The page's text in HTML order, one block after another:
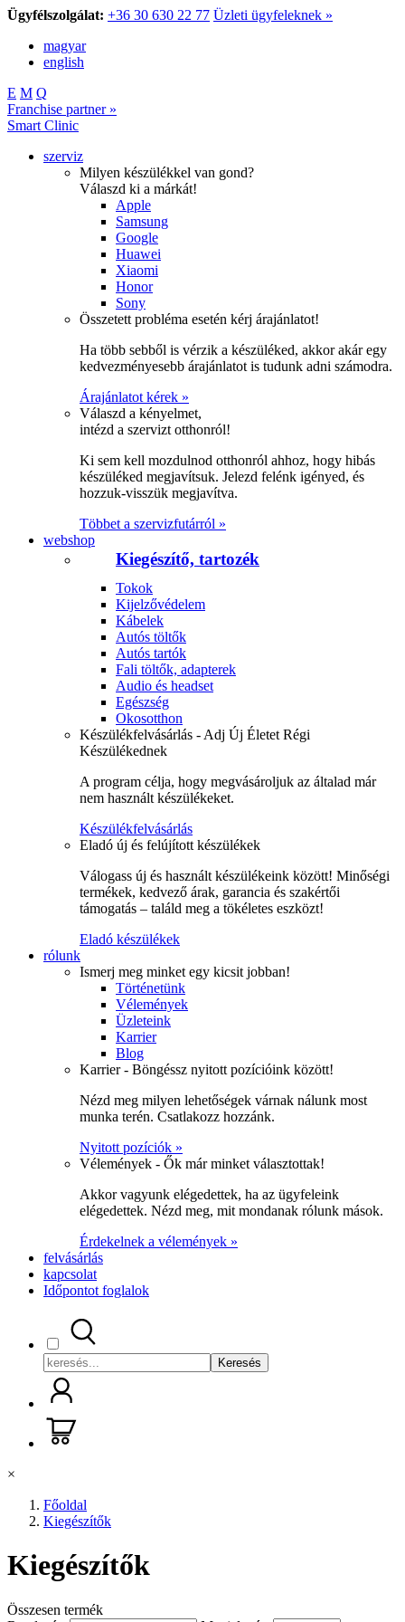
Ügyfélszolgálat: +36 30 630 22 77 Üzleti ügyfeleknek »
magyar
english
E M Q
Franchise partner »
Smart Clinic
szerviz
Milyen készülékkel van gond?
Válaszd ki a márkát!
Apple
Samsung
Google
Huawei
Xiaomi
Honor
Sony
Összetett probléma esetén kérj árajánlatot!
Ha több sebből is vérzik a készüléked, akkor akár egy
kedvezményesebb árajánlatot is tudunk adni számodra.
Árajánlatot kérek »
Válaszd a kényelmet,
intézd a szervizt otthonról!
Ki sem kell mozdulnod otthonról ahhoz, hogy hibás
készüléked megjavítsuk. Jelezd felénk igényed, és
hozzuk-visszük megjavítva.
Többet a szervizfutárról »
webshop
Kiegészítő, tartozék
Tokok
Kijelzővédelem
Kábelek
Autós töltők
Autós tartók
Fali töltők, adapterek
Audio és headset
Egészség
Okosotthon
Készülékfelvásárlás - Adj Új Életet Régi
Készülékednek
A program célja, hogy megvásároljuk az általad már
nem használt készülékeket.
Készülékfelvásárlás
Eladó új és felújított készülékek
Válogass új és használt készülékeink között! Minőségi
termékek, kedvező árak, garancia és szakértői
támogatás – találd meg a tökéletes eszközt!
Eladó készülékek
rólunk
Ismerj meg minket egy kicsit jobban!
Történetünk
Vélemények
Üzleteink
Karrier
Blog
Karrier - Böngéssz nyitott pozícióink között!
Nézd meg milyen lehetőségek várnak nálunk most
munka terén. Csatlakozz hozzánk.
Nyitott pozíciók »
Vélemények - Ők már minket választottak!
Akkor vagyunk elégedettek, ha az ügyfeleink
elégedettek. Nézd meg, mit mondanak rólunk mások.
Érdekelnek a vélemények »
felvásárlás
kapcsolat
Időpontot foglalok
Keresés
×
Főoldal
Kiegészítők
Kiegészítők
Összesen termék